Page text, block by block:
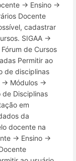
→ Ensino →
Docente
cadastrar
SIGAA →
de Cursos
Permitir ao
de disciplinas
→ Módulos →
Disciplinas
em
da
docente na
→ Ensino →